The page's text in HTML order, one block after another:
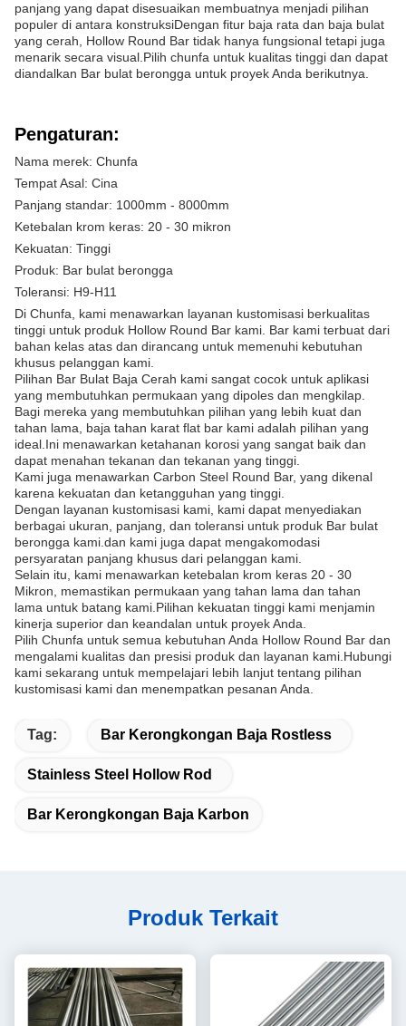
panjang yang dapat disesuaikan membuatnya menjadi pilihan
populer di antara konstruksiDengan fitur baja rata dan baja bulat
yang cerah, Hollow Round Bar tidak hanya fungsional tetapi juga
menarik secara visual.Pilih chunfa untuk kualitas tinggi dan dapat
diandalkan Bar bulat berongga untuk proyek Anda berikutnya.
Pengaturan:
Nama merek: Chunfa
Tempat Asal: Cina
Panjang standar: 1000mm - 8000mm
Ketebalan krom keras: 20 - 30 mikron
Kekuatan: Tinggi
Produk: Bar bulat berongga
Toleransi: H9-H11
Di Chunfa, kami menawarkan layanan kustomisasi berkualitas
tinggi untuk produk Hollow Round Bar kami. Bar kami terbuat dari
bahan kelas atas dan dirancang untuk memenuhi kebutuhan
khusus pelanggan kami.
Pilihan Bar Bulat Baja Cerah kami sangat cocok untuk aplikasi
yang membutuhkan permukaan yang dipoles dan mengkilap.
Bagi mereka yang membutuhkan pilihan yang lebih kuat dan
tahan lama, baja tahan karat flat bar kami adalah pilihan yang
ideal.Ini menawarkan ketahanan korosi yang sangat baik dan
dapat menahan tekanan dan tekanan yang tinggi.
Kami juga menawarkan Carbon Steel Round Bar, yang dikenal
karena kekuatan dan ketangguhan yang tinggi.
Dengan layanan kustomisasi kami, kami dapat menyediakan
berbagai ukuran, panjang, dan toleransi untuk produk Bar bulat
berongga kami.dan kami juga dapat mengakomodasi
persyaratan panjang khusus dari pelanggan kami.
Selain itu, kami menawarkan ketebalan krom keras 20 - 30
Mikron, memastikan permukaan yang tahan lama dan tahan
lama untuk batang kami.Pilihan kekuatan tinggi kami menjamin
kinerja superior dan keandalan untuk proyek Anda.
Pilih Chunfa untuk semua kebutuhan Anda Hollow Round Bar dan
mengalami kualitas dan presisi produk dan layanan kami.Hubungi
kami sekarang untuk mempelajari lebih lanjut tentang pilihan
kustomisasi kami dan menempatkan pesanan Anda.
Tag: Bar Kerongkongan Baja Rostless
Stainless Steel Hollow Rod
Bar Kerongkongan Baja Karbon
Produk Terkait